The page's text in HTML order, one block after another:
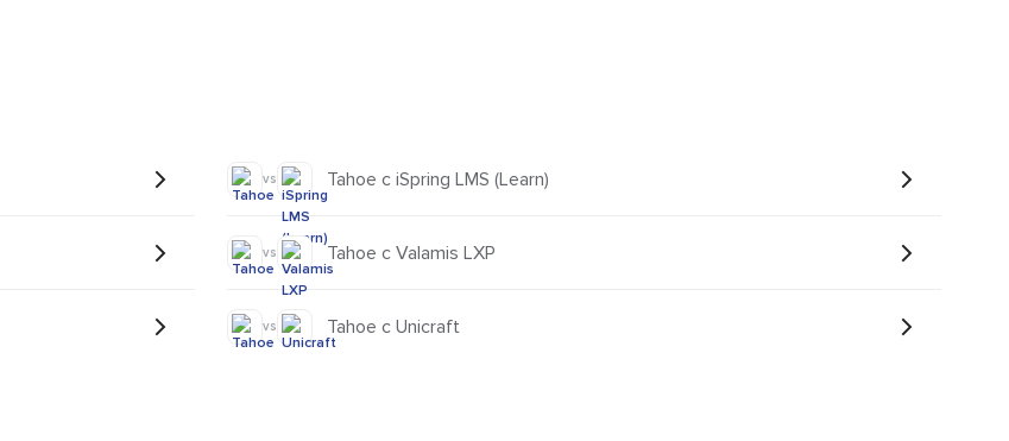
vs Tahoe с iSpring LMS (Learn)
vs Tahoe с Valamis LXP
vs Tahoe с Unicraft